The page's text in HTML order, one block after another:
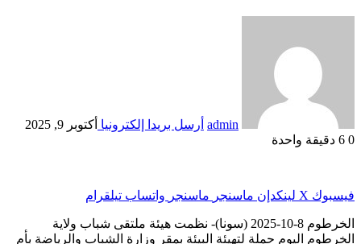
admin أرسل بريدا إلكترونيا أكتوبر 9, 2025
0
دقيقة واحدة
فيسبوك ‫X لينكدإن ماسنجر ماسنجر واتساب تيلقرام
الخرطوم 8-10-2025 (سونا)- نظمت هيئة ملتقى شباب ولاية
الخرطوم اليوم حملة لتهيئة البيئة بمقر وزارة الشباب والرياضة بأم